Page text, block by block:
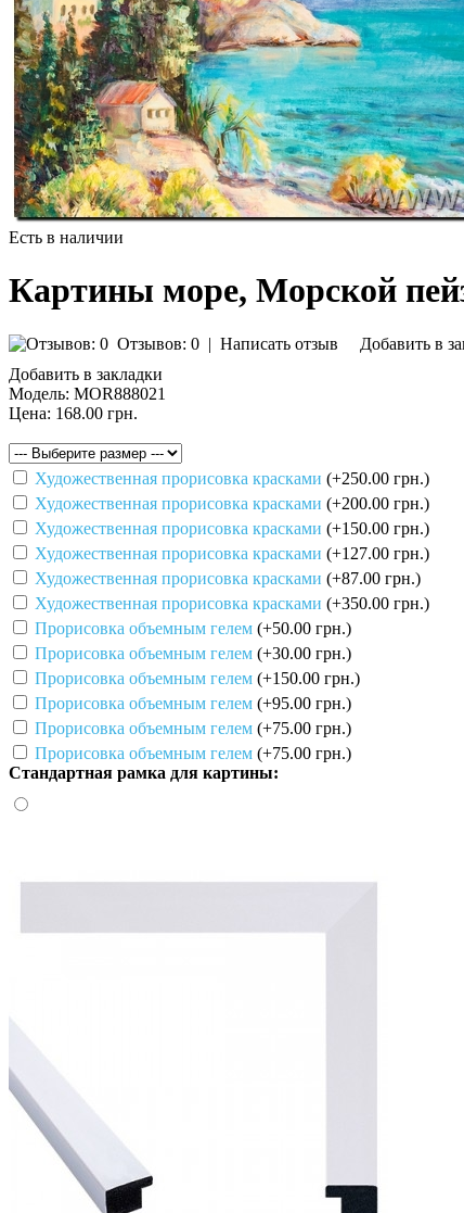
Есть в наличии
Картины море, Морской
Отзывов: 0 | Написать отзыв
Добавить в
Добавить в закладки
Модель: MOR888021
Цена: 168.00 грн.
Художественная прорисовка красками (+250.00 грн.)
Художественная прорисовка красками (+200.00 грн.)
Художественная прорисовка красками (+150.00 грн.)
Художественная прорисовка красками (+127.00 грн.)
Художественная прорисовка красками (+87.00 грн.)
Художественная прорисовка красками (+350.00 грн.)
Прорисовка объемным гелем (+50.00 грн.)
Прорисовка объемным гелем (+30.00 грн.)
Прорисовка объемным гелем (+150.00 грн.)
Прорисовка объемным гелем (+95.00 грн.)
Прорисовка объемным гелем (+75.00 грн.)
Прорисовка объемным гелем (+75.00 грн.)
Стандартная рамка для картины: